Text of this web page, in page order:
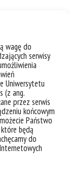
wagę do
serwisy
Uniwersytetu
(z ang.
przez serwis
końcowym
Państwo
będą
do